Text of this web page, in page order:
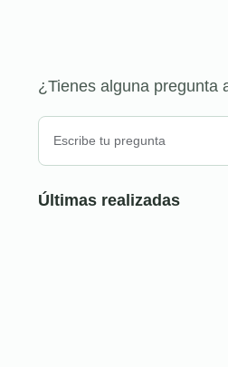
¿Tienes alguna pregunta
Últimas realizadas